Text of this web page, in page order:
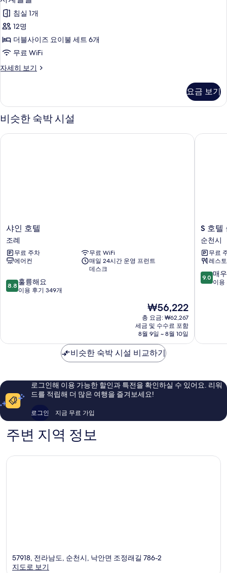
보
기
계
절
실
사
모
보
기
침실 1개
12명
더블사이즈 요이불 세트 6개
무료 WiFi
자세히 보기
사
자
세
히
기
요금 보기
비슷한 숙박 시설
샤
호
텔
조
샤인 호텔
조례
무료 주차
무료 WiFi
에어컨
매일 24시간 운영 프런트
데스크
10
점
훌
이
후
기
8.8 훌륭해요
이용 후기 349개
현
재
요
금
₩56,222
₩56,222
총 요금: ₩62,267
세금 및 수수료 포함
8월 9일 ~ 8월 10일
샤인 호텔
S
호
텔
순
천
순
천
S 호텔
순천시
무료
레스
10
점
우
요,
9.0 매
이용
S 호텔
비슷한 숙박 시설 비교하기
로그인해 이용 가능한 할인과 특전을 확인하실 수 있어요. 리워
드를 적립해 더 많은 여행을 즐겨보세요!
로그인 지금 무료 가입
주변 지역 정보
57918, 전라남도, 순천시, 낙안면 조정래길 786-2
지도로 보기